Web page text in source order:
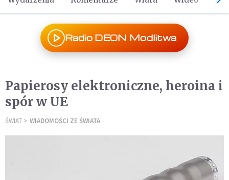
Radio DEON Modlitwa
Papierosy elektroniczne, heroina i
spór w UE
ŚWIAT WIADOMOŚCI ZE ŚWIATA